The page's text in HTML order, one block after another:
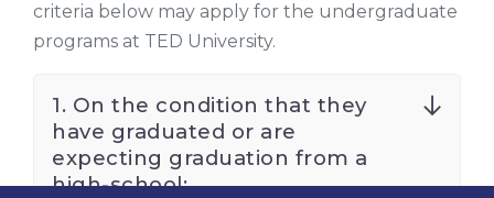
criteria below may apply for the undergraduate
programs at TED University.
1. On the condition that they
have graduated or are
expecting graduation from a
high-school;